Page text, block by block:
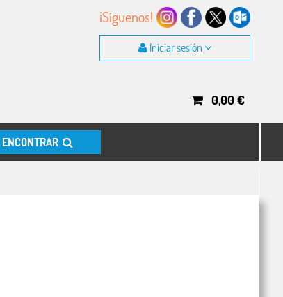
¡Síguenos!
Iniciar sesión
0,00€
ENCONTRAR